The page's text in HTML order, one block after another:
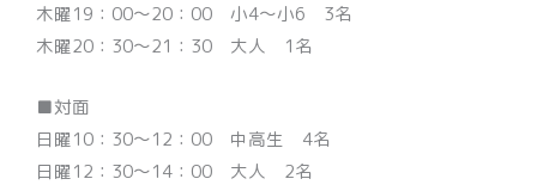
木曜19：00〜20：00 小4〜小6 3名
木曜20：30〜21：30 大人 1名
■対面
日曜10：30〜12：00 中高生 4名
日曜12：30〜14：00 大人 2名